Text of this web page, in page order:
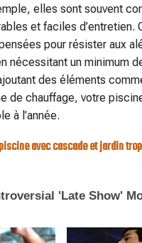
elles sont souvent
et faciles d’entretien.
pour résister aux
nécessitant un minimum
des éléments
de chauffage, votre
à l’année.
avec cascade et jardin